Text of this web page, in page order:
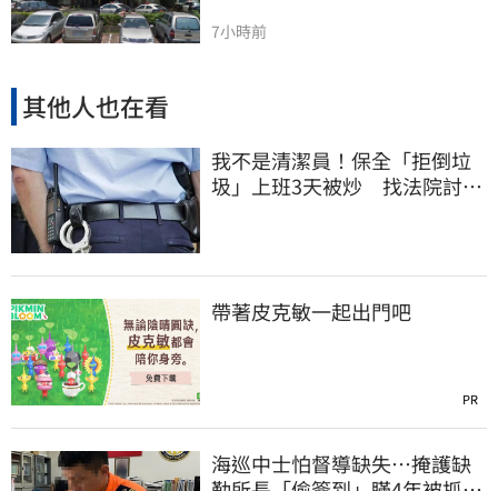
7小時前
其他人也在看
我不是清潔員！保全「拒倒垃
圾」上班3天被炒 找法院討公
帶著皮克敏一起出門吧
PR
海巡中士怕督導缺失…掩護缺